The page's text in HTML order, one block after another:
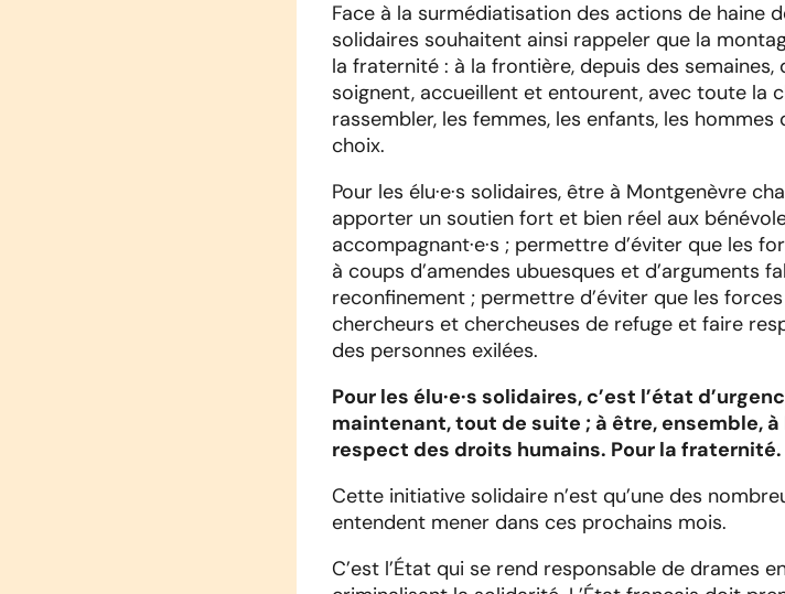
Face à la surmédiatisation des actions de haine
solidaires souhaitent ainsi rappeler que la
la fraternité : à la frontière, depuis des semaines,
soignent, accueillent et entourent, avec toute la
rassembler, les femmes, les enfants, les hommes
choix.
Pour les élu·e·s solidaires, être à Montgenèvre
apporter un soutien fort et bien réel aux
accompagnant·e·s ; permettre d’éviter que les
à coups d’amendes ubuesques et d’arguments
reconfinement ; permettre d’éviter que les
chercheurs et chercheuses de refuge et faire
des personnes exilées.
Pour les élu·e·s solidaires, c’est l’état
maintenant, tout de suite ; à être, ensemble,
respect des droits humains. Pour la fraternité.
Cette initiative solidaire n’est qu’une des
entendent mener dans ces prochains mois.
C’est l’État qui se rend responsable de drames